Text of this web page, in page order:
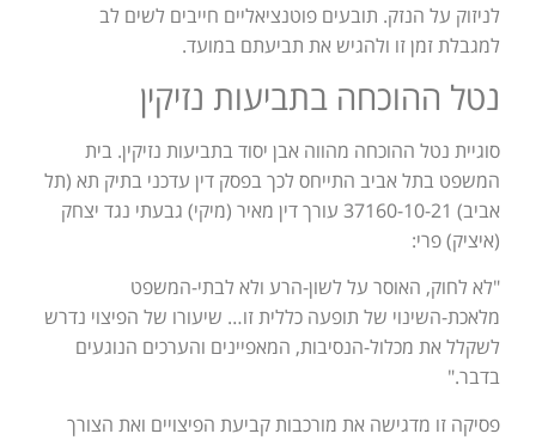
לניזוק על הנזק. תובעים פוטנציאליים חייבים לשים לב
למגבלת זמן זו ולהגיש את תביעתם במועד.
נטל ההוכחה בתביעות נזיקין
סוגיית נטל ההוכחה מהווה אבן יסוד בתביעות נזיקין. בית
המשפט בתל אביב התייחס לכך בפסק דין עדכני בתיק תא (תל
אביב) 37160-10-21 עורך דין מאיר (מיקי) גבעתי נגד יצחק
(איציק) פרי:
"לא לחוק, האוסר על לשון-הרע ולא לבתי-המשפט
מלאכת-השינוי של תופעה כללית זו… שיעורו של הפיצוי נדרש
לשקלל את מכלול-הנסיבות, המאפיינים והערכים הנוגעים
בדבר."
פסיקה זו מדגישה את מורכבות קביעת הפיצויים ואת הצורך